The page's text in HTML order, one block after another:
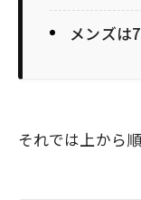
メンズは
それでは上から